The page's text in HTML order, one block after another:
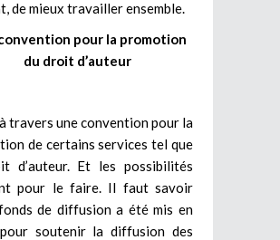
de mieux travailler ensemble.
pour la promotion
du droit d’auteur
travers une convention pour la
de certains services tel que
d’auteur. Et les possibilités
pour le faire. Il faut savoir
fonds de diffusion a été mis en
soutenir la diffusion des